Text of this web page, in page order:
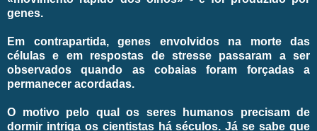
genes.
Em contrapartida, genes envolvidos na morte das
células e em respostas de stresse passaram a ser
observados quando as cobaias foram forçadas a
permanecer acordadas.
O motivo pelo qual os seres humanos precisam de
dormir intriga os cientistas há séculos. Já se sabe que